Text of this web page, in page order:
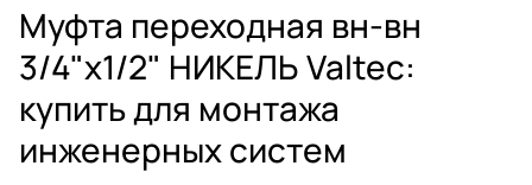
Муфта переходная вн-вн
3/4"х1/2" НИКЕЛЬ Valtec:
купить для монтажа
инженерных систем